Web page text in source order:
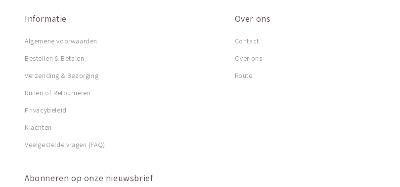
Informatie
Algemene voorwaarden
Bestellen & Betalen
Verzending & Bezorging
Ruilen of Retourneren
Privacybeleid
Klachten
Veelgestelde vragen (FAQ)
Over ons
Contact
Over ons
Route
Abonneren op onze nieuwsbrief